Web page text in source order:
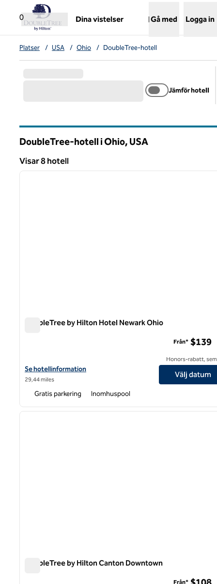
Gå vidare till innehållet
0
Dina vistelser Gå med Logga in
Platser / USA / Ohio / DoubleTree-hotell
Jämför hotell
DoubleTree-hotell i Ohio, USA
Visar 8 hotell
Visar 8 hotell
1 av 12
DoubleTree by Hilton Hotel Newark Ohio
Visa hotelluppgifter för DoubleTree by Hilton Hotel Newark Ohio
Se hotellinformation
29,44 miles
Från* $139
Honors-rabatt,
Välj datum
Gratis parkering Inomhuspool
1 av 12
DoubleTree by Hilton Canton Downtown
Från*